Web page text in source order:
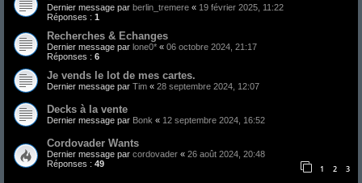
Dernier message par berlin_tremere « 19 février 2025, 11:22
Réponses : 1
Recherches & Echanges
Dernier message par lone0* « 06 octobre 2024, 21:17
Réponses : 6
Je vends le lot de mes cartes.
Dernier message par Tim « 28 septembre 2024, 12:07
Decks à la vente
Dernier message par Bonk « 12 septembre 2024, 16:52
Cordovader Wants
Dernier message par cordovader « 26 août 2024, 20:48
Réponses : 49 1 2 3